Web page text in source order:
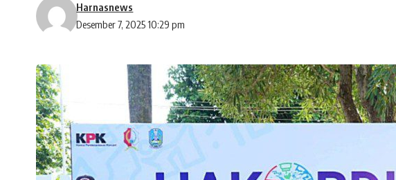
Desember 7, 2025 10:29 pm
Harnasnews